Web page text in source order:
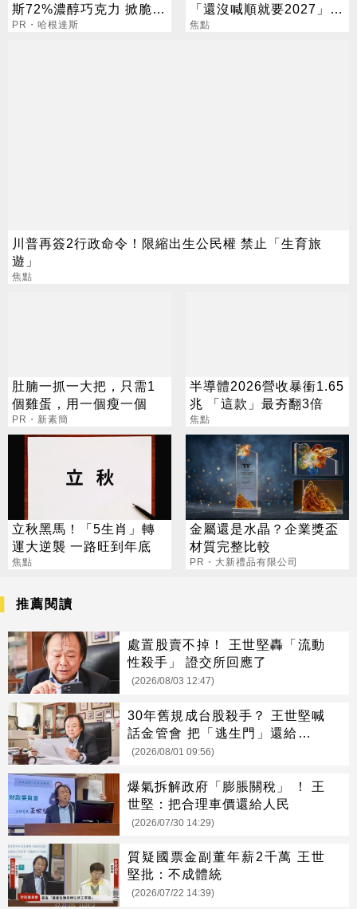
斯72%濃醇巧克力 掀脆友
共鳴
PR・哈根達斯
「還沒喊順就要2027」
這句最狠超恐怖
焦點
川普再簽2行政命令！限縮出生公民權 禁止「生育旅
遊」
焦點
肚腩一抓一大把，只需1
個雞蛋，用一個瘦一個
PR・新素簡
半導體2026營收暴衝1.65
兆 「這款」最夯翻3倍
焦點
立秋黑馬！「5生肖」轉
運大逆襲 一路旺到年底
焦點
金屬還是水晶？企業獎盃
材質完整比較
PR・大新禮品有限公司
推薦閱讀
處置股賣不掉！ 王世堅轟「流動
性殺手」 證交所回應了
(2026/08/03 12:47)
30年舊規成台股殺手？ 王世堅喊
話金管會 把「逃生門」還給投資
人
(2026/08/01 09:56)
爆氣拆解政府「膨脹關稅」 ！ 王
世堅：把合理車價還給人民
(2026/07/30 14:29)
質疑國票金副董年薪2千萬 王世
堅批：不成體統
(2026/07/22 14:39)